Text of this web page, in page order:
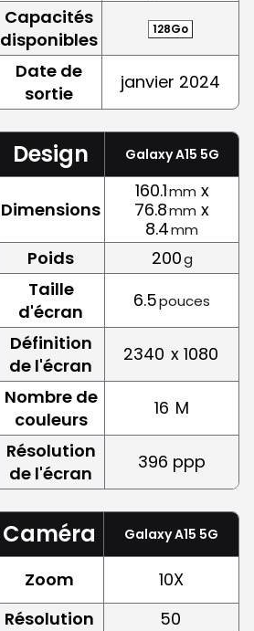
Capacités
disponibles
128Go
Date de
sortie
janvier 2024
Design Galaxy A15 5G
Dimensions
160.1mm x
76.8mm x
8.4mm
Poids 200g
Taille
d'écran
6.5pouces
Définition
de l'écran
2340 x 1080
Nombre de
couleurs
16 M
Résolution
de l'écran
396 ppp
Caméra Galaxy A15 5G
Zoom
10X
Résolution
50